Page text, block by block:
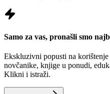
Samo za vas, pronašli smo
Ekskluzivni popusti na
novčanike, knjige u ponudi,
Klikni i istraži.